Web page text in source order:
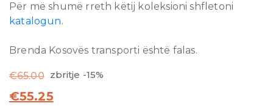
Për më shumë rreth këtij koleksioni shfletoni
katalogun.
Brenda Kosovës transporti është falas.
€65.00 zbritje -15%
€55.25